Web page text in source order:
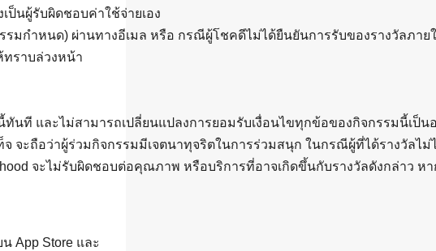
ป็นผู้รับผิดชอบค่าใช้จ่ายเอง
รมกำหนด) ผ่านทางอีเมล หรือ กรณีผู้โชคดีไม่ได้ยืนยันการรับของรางวัลภา
ทราบล่วงหน้า
นที และไม่สามารถเปลี่ยนแปลงการยอมรับเงื่อนไขทุกข้อของกิจกรรมนี้เป็
จะถือว่าผู้ร่วมกิจกรรมมีเจตนาทุจริตในการร่วมสนุก ในกรณีผู้ที่ได้รางวั
จะไม่รับผิดชอบต่อคุณภาพ หรือบริการที่อาจเกิดขึ้นกับรางวัลดังกล่า
App Store และ
ระหว่างการตั้งครรภ์ การคลอด หรือการให้นม
บุตร การรับเลือดหรือผลิตภ...